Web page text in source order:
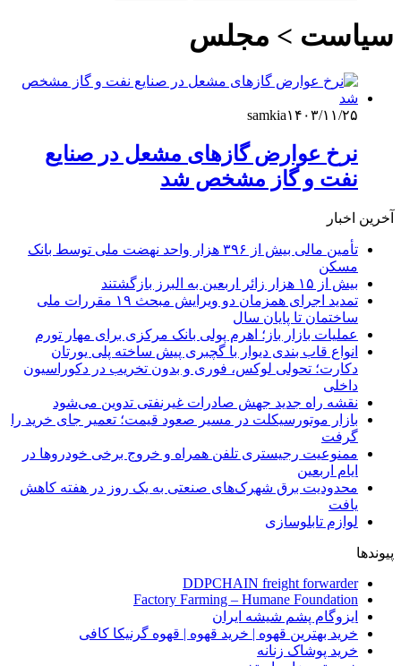
سیاست > مجلس
samkia۱۴۰۳/۱۱/۲۵
نرخ عوارض گازهای مشعل در صنایع
نفت و گاز مشخص شد
آخرین اخبار
تأمین مالی بیش از ۳۹۶ هزار واحد نهضت ملی توسط بانک
مسکن
بیش از ۱۵ هزار زائر اربعین به البرز بازگشتند
تمدید اجرای همزمان دو ویرایش مبحث ۱۹ مقررات ملی
ساختمان تا پایان سال
عملیات بازار باز؛ اهرم پولی بانک مرکزی برای مهار تورم
انواع قاب بندی دیوار با گچبری پیش ساخته پلی یورتان
دکارت؛ تحولی لوکس، فوری و بدون تخریب در دکوراسیون
داخلی
نقشه راه جدید جهش صادرات غیرنفتی تدوین می‌شود
بازار موتورسیکلت در مسیر صعود قیمت؛ تعمیر جای خرید را
گرفت
ممنوعیت رجیستری تلفن همراه و خروج برخی خودروها در
ایام اربعین
محدودیت برق شهرک‌های صنعتی به یک روز در هفته کاهش
یافت
لوازم تابلوسازی
پیوندها
DDPCHAIN freight forwarder
Factory Farming – Humane Foundation
ایزوگام پشم شیشه ایران
خرید بهترین قهوه | خرید قهوه | قهوه گرنیکا کافی
خرید پوشاک زنانه